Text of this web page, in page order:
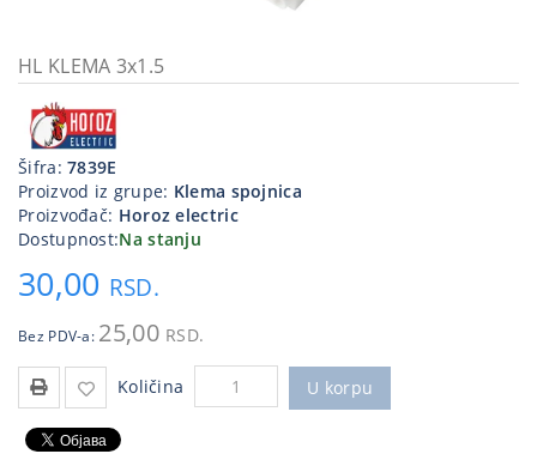
priključci
Kućna
tehnika
Poslovna
oprema,računari
Strujni
program
HL KLEMA 3x1.5
Šifra:7839E
Proizvod iz grupe: Klema spojnica
Proizvođač: Horoz electric
Dostupnost:Na stanju
30,00 RSD.
Bez PDV-a: 25,00 RSD.
Količina U korpu